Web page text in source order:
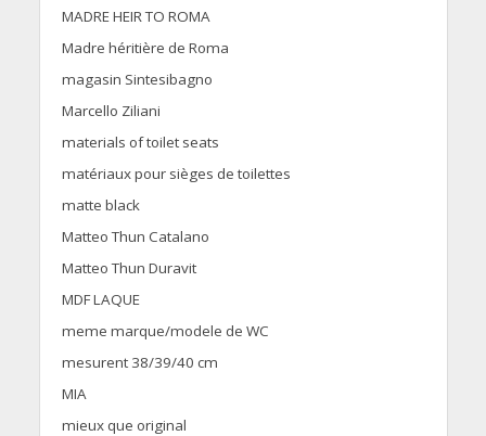
MADRE HEIR TO ROMA
Madre héritière de Roma
magasin Sintesibagno
Marcello Ziliani
materials of toilet seats
matériaux pour sièges de toilettes
matte black
Matteo Thun Catalano
Matteo Thun Duravit
MDF LAQUE
meme marque/modele de WC
mesurent 38/39/40 cm
MIA
mieux que original